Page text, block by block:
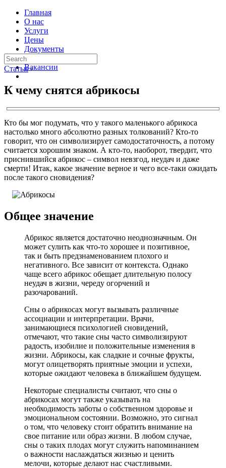
Главная
О нас
Услуги
Цены
Документы
Контакты
Вакансии
Статьи ›
К чему снятся абрикосы
Кто бы мог подумать, что у такого маленького абрикоса
настолько много абсолютно разных толкований? Кто-то
говорит, что он символизирует самодостаточность, а потому
считается хорошим знаком. А кто-то, наоборот, твердит, что
приснившийся абрикос – символ невзгод, неудач и даже
смерти! Итак, какое значение верное и чего все-таки ожидать
после такого сновидения?
Общее значение
Абрикос является достаточно неоднозначным. Он
может сулить как что-то хорошее и позитивное,
так и быть предзнаменованием плохого и
негативного. Все зависит от контекста. Однако
чаще всего абрикос обещает длительную полосу
неудач в жизни, череду огорчений и
разочарований.
Сны о абрикосах могут вызывать различные
ассоциации и интерпретации. Врачи,
занимающиеся психологией сновидений,
отмечают, что такие сны часто символизируют
радость, изобилие и положительные изменения в
жизни. Абрикосы, как сладкие и сочные фрукты,
могут олицетворять приятные эмоции и успехи,
которые ожидают человека в ближайшем будущем.
Некоторые специалисты считают, что сны о
абрикосах могут также указывать на
необходимость заботы о собственном здоровье и
эмоциональном состоянии. Возможно, это сигнал
о том, что человеку стоит обратить внимание на
свое питание или образ жизни. В любом случае,
сны о таких плодах могут служить напоминанием
о важности наслаждаться жизнью и ценить
мелочи, которые делают нас счастливыми.